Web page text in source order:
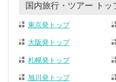
国内旅行・ツアー トッ
東京発トップ
大阪発トップ
札幌発トップ
旭川発トップ